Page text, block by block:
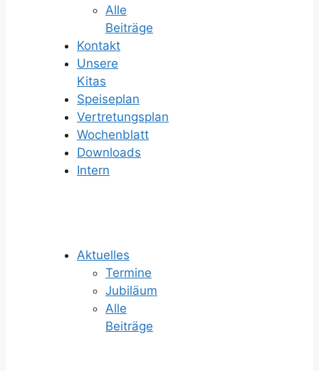
Alle
Beiträge
Kontakt
Unsere
Kitas
Speiseplan
Vertretungsplan
Wochenblatt
Downloads
Intern
Aktuelles
Termine
Jubiläum
Alle
Beiträge